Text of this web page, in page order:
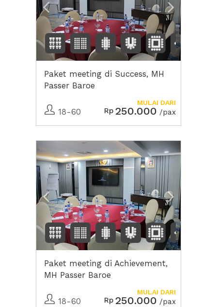
Paket meeting di Success, MH
Passer Baroe
18-60 Rp 250.000 /pax
MULAI DARI
Previous Next2
Paket meeting di Achievement,
MH Passer Baroe
18-60 Rp 250.000 /pax
MULAI DARI